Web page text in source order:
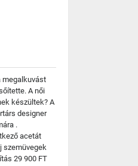
megalkuvást
A női
készültek? A
designer
.
acetát
szemüvegek
29 900 FT